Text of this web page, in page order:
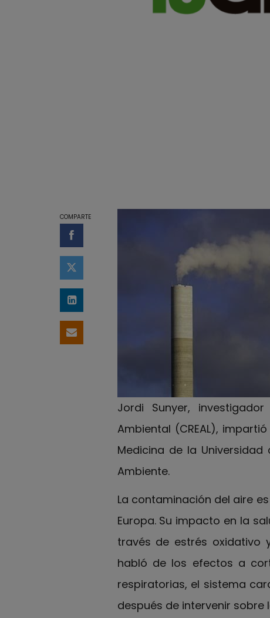
COMPARTE
Compartir en Facebook
Compartir en Twitter
Compartir en LinkedIn
Compartir por email
Jordi Sunyer,
Ambiental (CREAL),
Medicina de la
Ambiente.
La contaminación del aire
Europa. Su impacto en la
través de estrés oxidativo
habló de los efectos a
respiratorias, el sistema
después de intervenir